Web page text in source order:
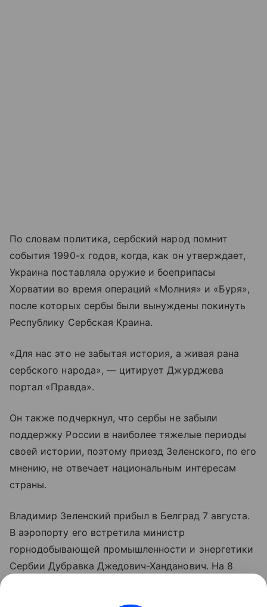
По словам политика, сербский народ помнит
события 1990-х годов, когда, как он утверждает,
Украина поставляла оружие и боеприпасы
Хорватии во время операций «Молния» и «Буря»,
после которых сербы были вынуждены покинуть
Республику Сербская Краина.
«Для нас это не забытая история, а живая рана
сербского народа», — цитирует Джурджева
портал «Правда».
Он также подчеркнул, что сербы не забыли
поддержку России в наиболее тяжелые периоды
своей истории, поэтому приезд Зеленского, по его
мнению, не отвечает национальным интересам
страны.
Владимир Зеленский прибыл в Белград 7 августа.
В аэропорту его встретила министр
горнодобывающей промышленности и энергетики
Сербии Дубравка Джедович-Ханданович. На 8